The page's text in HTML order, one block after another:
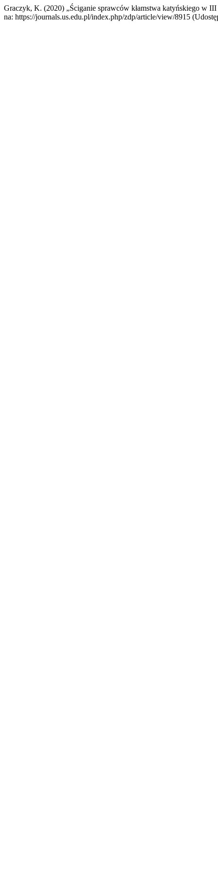
Graczyk, K. (2020) „Ściganie sprawców kłamstwa katyńskiego w
na: https://journals.us.edu.pl/index.php/zdp/article/view/8915